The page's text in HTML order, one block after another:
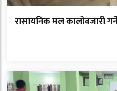
रासायनिक मल कालोबजारी